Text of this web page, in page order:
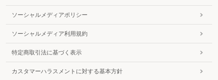
ソーシャルメディアポリシー
ソーシャルメディア利用規約
特定商取引法に基づく表示
カスタマーハラスメントに対する基本方針